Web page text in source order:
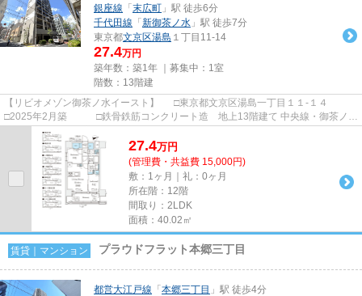
銀座線 「 末広町 」駅 徒歩6分
千代田線 「 新御茶ノ水 」駅 徒歩7分
東京都文京区湯島 １丁目11-14
27.4万円
築年数：築1年 ｜募集中： 1室
階数：13階建
【リビオメゾン御茶ノ水イースト】 □東京都文京区湯島一丁目１１-１４
□2025年2月築 □鉄骨鉄筋コンクリート造 地上13階建て 中央線・御茶ノ水
駅から徒歩５分の立地に建つ賃...
27.4万円
(管理費・共益費 15,000円)
敷：1ヶ月｜礼：0ヶ月
所在階：12階
間取り：2LDK
面積：40.02㎡
賃貸｜マンション プラウドフラット本郷三丁目
都営大江戸線 「 本郷三丁目 」駅 徒歩4分